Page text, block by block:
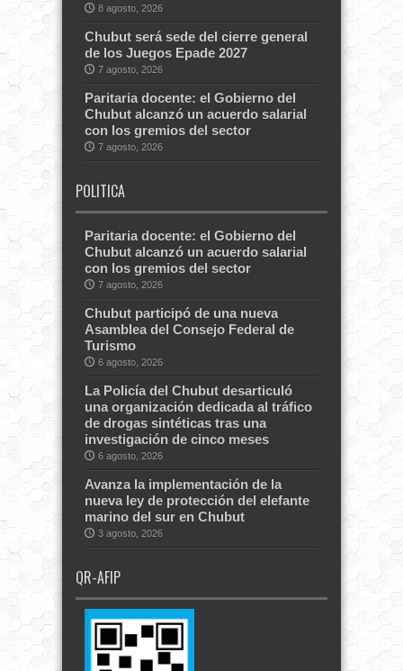
8 agosto, 2026
Chubut será sede del cierre general
de los Juegos Epade 2027
7 agosto, 2026
Paritaria docente: el Gobierno del
Chubut alcanzó un acuerdo salarial
con los gremios del sector
7 agosto, 2026
POLITICA
Paritaria docente: el Gobierno del
Chubut alcanzó un acuerdo salarial
con los gremios del sector
7 agosto, 2026
Chubut participó de una nueva
Asamblea del Consejo Federal de
Turismo
6 agosto, 2026
La Policía del Chubut desarticuló
una organización dedicada al tráfico
de drogas sintéticas tras una
investigación de cinco meses
6 agosto, 2026
Avanza la implementación de la
nueva ley de protección del elefante
marino del sur en Chubut
3 agosto, 2026
QR-AFIP